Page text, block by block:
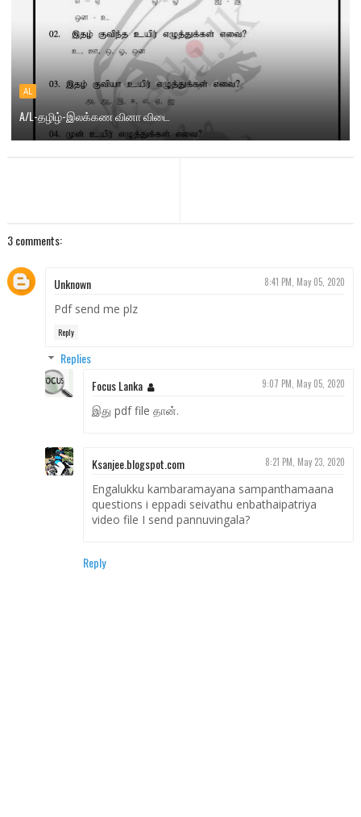
AL
A/L-தழிழ்-இலக்கண வினா விடை
3 comments:
Unknown 8:41 PM, May 05, 2020
Pdf send me plz
Reply
Replies
Focus Lanka
9:07 PM, May 05, 2020
இது pdf file தான்.
Ksanjee.blogspot.com 8:21 PM, May 23, 2020
Engalukku kambaramayana sampanthamaana
questions i eppadi seivathu enbathaipatriya
video file I send pannuvingala?
Reply